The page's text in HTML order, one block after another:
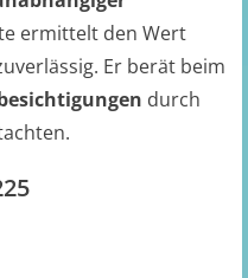
ermittelt den Wert
Er berät beim
durch